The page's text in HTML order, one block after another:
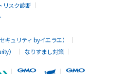
リスク診断
キュリティ byイエラエ）
）
なりすまし対策